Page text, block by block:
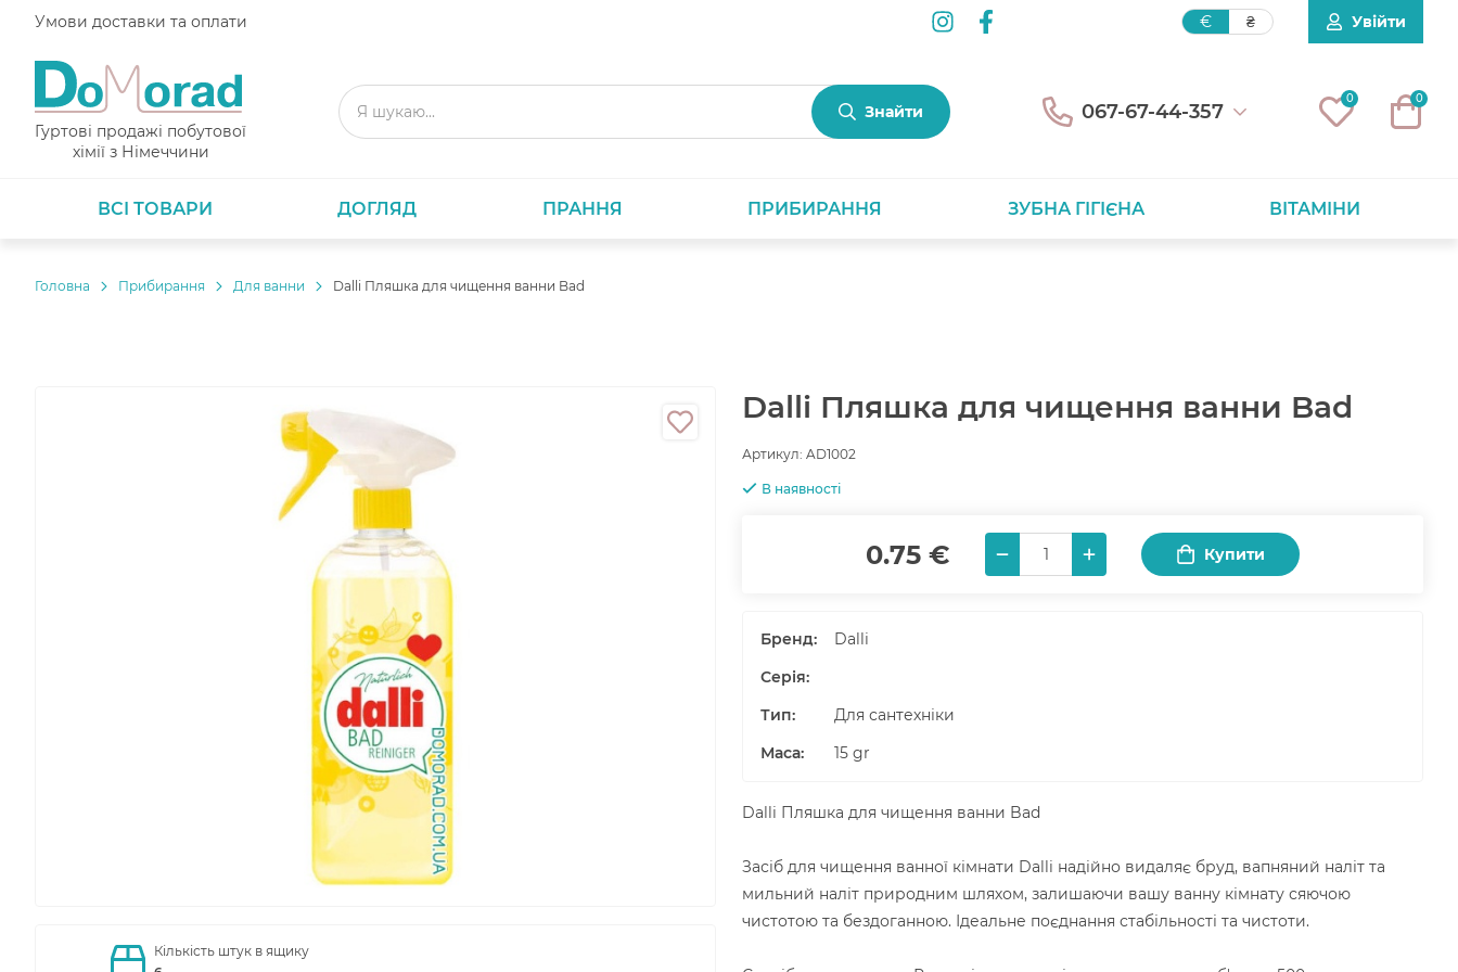
Умови доставки та оплати € ₴ Увійти
Гуртові продажі побутової
хімії з Німеччини
Знайти 067-67-44-357
0 0
ВСІ ТОВАРИ ДОГЛЯД ПРАННЯ ПРИБИРАННЯ ЗУБНА ГІГІЄНА ВІТАМІНИ
Головнa Прибирання Для ванни Dalli Пляшка для чищення ванни Bad
Кількість штук в ящику
Dalli Пляшка для чищення ванни Bad
Артикул: AD1002
В наявності
0.75 € Купити
Бренд:
Dalli
Серія:
Тип:
Для сантехніки
Маса: 15 gr
Dalli Пляшка для чищення ванни Bad
Засіб для чищення ванної кімнати Dalli надійно видаляє бруд, вапняний наліт та
мильний наліт природним шляхом, залишаючи вашу ванну кімнату сяючою
чистотою та бездоганною. Ідеальне поєднання стабільності та чистоти.